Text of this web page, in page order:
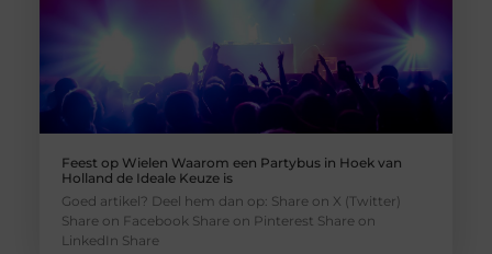
Feest op Wielen Waarom een Partybus in Hoek van
Holland de Ideale Keuze is
Goed artikel? Deel hem dan op: Share on X (Twitter)
Share on Facebook Share on Pinterest Share on
LinkedIn Share